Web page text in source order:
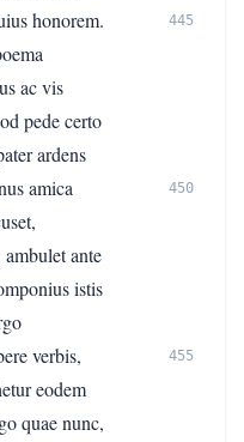
honorem.
445
ac vis
pede certo
ardens
amica
450
ante
istis
verbis,
455
eodem
quae nunc,